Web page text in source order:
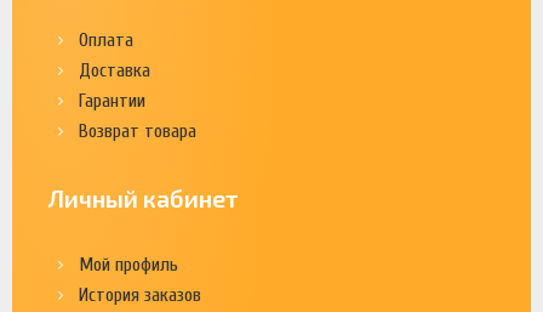
Оплата
Доставка
Гарантии
Возврат товара
Личный кабинет
Мой профиль
История заказов